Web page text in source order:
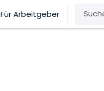
Für Arbeitgeber